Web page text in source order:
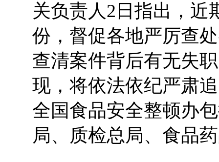
关负责人2日指出，近
份，督促各地严厉查
查清案件背后有无失
现，将依法依纪严肃
全国食品安全整顿办
局、质检总局、食品